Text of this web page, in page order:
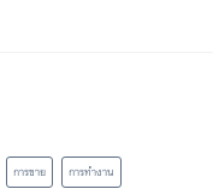
การขาย
การทำงาน